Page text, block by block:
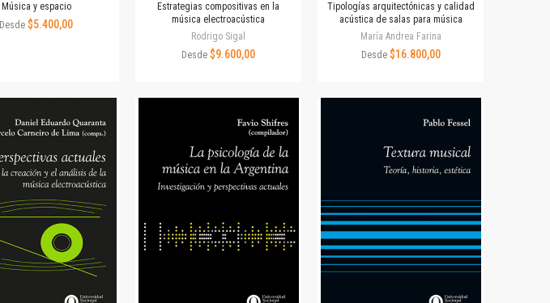
Música y espacio
Desde $5.400,00
Estrategias compositivas en la
música electroacústica
Rodrigo Sigal
Desde $9.600,00
Tipologías arquitectónicas y calidad
acústica de salas para música
María Andrea Farina
Desde $16.800,00